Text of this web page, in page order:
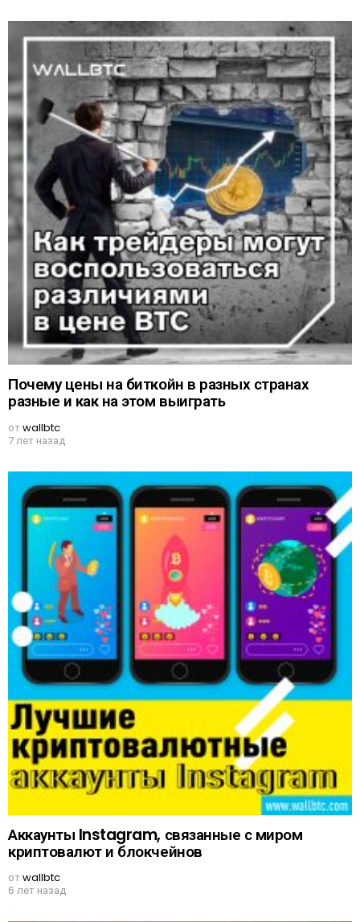
Почему цены на биткойн в разных странах
разные и как на этом выиграть
отwallbtc
7 лет назад
Аккаунты Instagram, связанные с миром
криптовалют и блокчейнов
отwallbtc
6 лет назад